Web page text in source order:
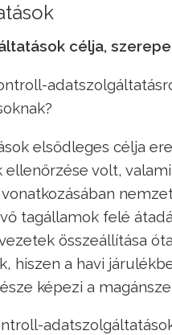
célja, szerepe
elsődleges célja
volt,
tagállamok felé
összeállítása
hiszen a havi
képezi a